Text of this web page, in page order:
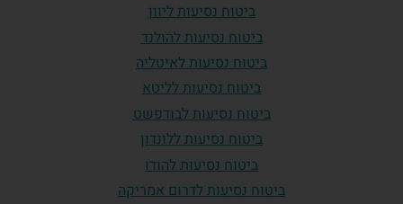
ביטוח נסיעות ליוון
ביטוח נסיעות להולנד
ביטוח נסיעות לאיטליה
ביטוח נסיעות לליטא
ביטוח נסיעות לבודפשט
ביטוח נסיעות ללונדון
ביטוח נסיעות להודו
ביטוח נסיעות לדרום אמריקה